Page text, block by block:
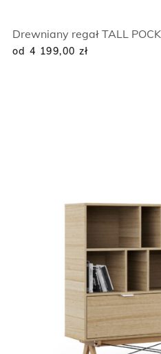
Drewniany regał TALL
od 4 199,00 zł